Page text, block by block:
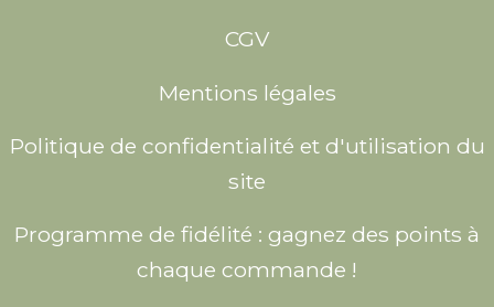
CGV
Mentions légales
Politique de confidentialité et d'utilisation du
site
Programme de fidélité : gagnez des points à
chaque commande !